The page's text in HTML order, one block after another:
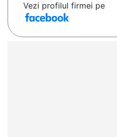
Vezi profilul firmei pe